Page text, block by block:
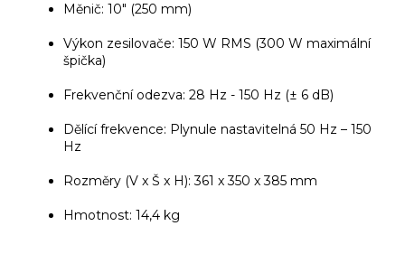
Měnič: 10" (250 mm)
Výkon zesilovače: 150 W RMS (300 W maximální
špička)
Frekvenční odezva: 28 Hz - 150 Hz (± 6 dB)
Dělící frekvence: Plynule nastavitelná 50 Hz – 150
Hz
Rozměry (V x Š x H): 361 x 350 x 385 mm
Hmotnost: 14,4 kg